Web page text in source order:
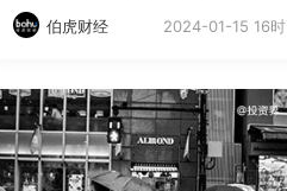
伯虎财经 2024-01-15 16时